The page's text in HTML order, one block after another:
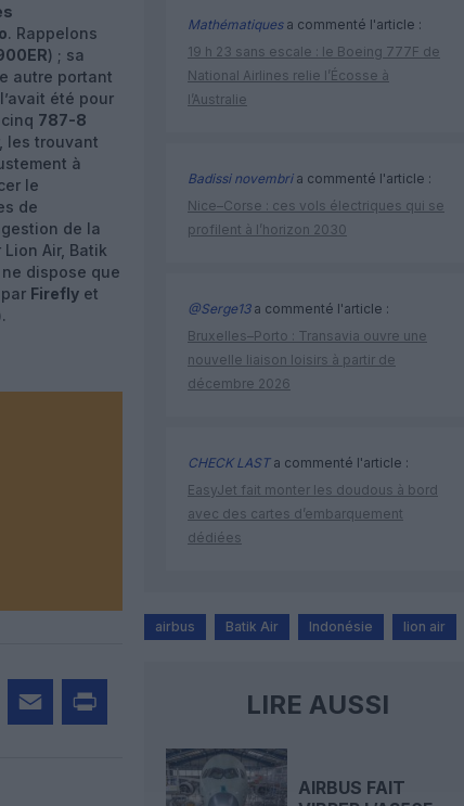
. Rappelons
) ; sa
autre portant
été pour
787-8
les trouvant
à
le
de
de la
Air, Batik
ne dispose que
Firefly et
Mathématiquesa commenté l'article :
19 h 23 sans escale : le Boeing 777F de
National Airlines relie l’Écosse à
l’Australie
Badissi novembria commenté l'article :
Nice–Corse : ces vols électriques qui se
profilent à l’horizon 2030
@Serge13a commenté l'article :
Bruxelles–Porto : Transavia ouvre une
nouvelle liaison loisirs à partir de
décembre 2026
CHECK LASTa commenté l'article :
EasyJet fait monter les doudous à bord
avec des cartes d’embarquement
dédiées
airbus Batik Air Indonésie lion air
LIRE AUSSI
AIRBUS FAIT